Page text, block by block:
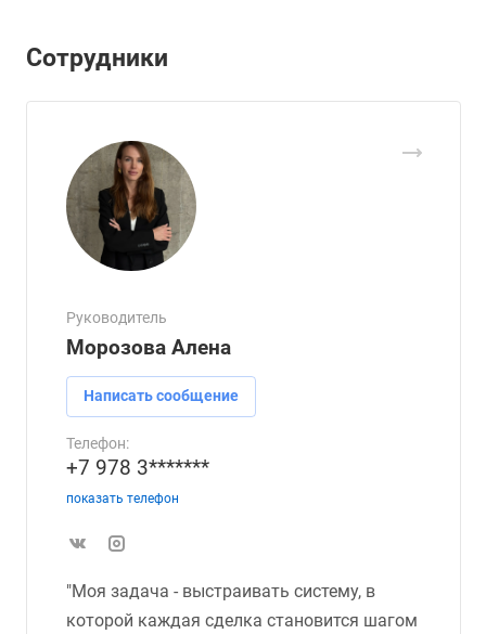
Сотрудники
Руководитель
Морозова Алена
Написать сообщение
Телефон:
+7 978 3*******
показать телефон
"Моя задача - выстраивать систему, в
которой каждая сделка становится шагом